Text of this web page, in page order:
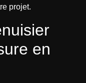
projet.
en